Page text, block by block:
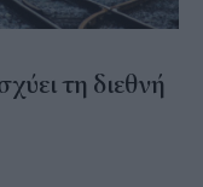
τη διεθνή